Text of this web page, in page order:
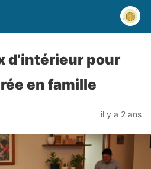
d’intérieur pour
en famille
il y a 2 ans